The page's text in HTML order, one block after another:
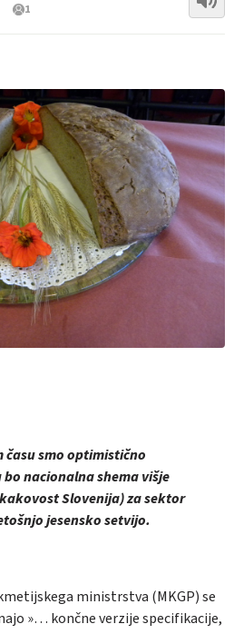
1
času smo optimistično
nacionalna shema višje
Slovenija) za sektor
jesensko setvijo.
ministrstva (MKGP) se
»… končne verzije specifikacije,